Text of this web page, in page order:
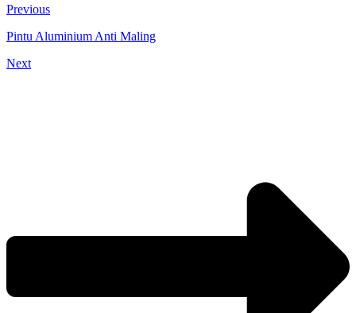
Previous
Pintu Aluminium Anti Maling
Next